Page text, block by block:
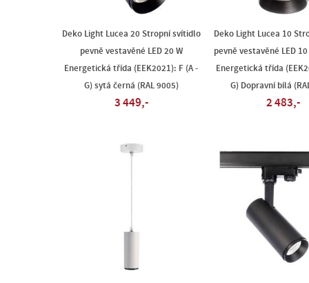
Deko Light Lucea 20 Stropní svítidlo
pevně vestavěné LED 20 W
Energetická třída (EEK2021): F (A -
G) sytá černá (RAL 9005)
3 449,-
Deko Light Lucea 10
pevně vestavěné LED 10
Energetická třída
G) Dopravní bílá
2 483,-